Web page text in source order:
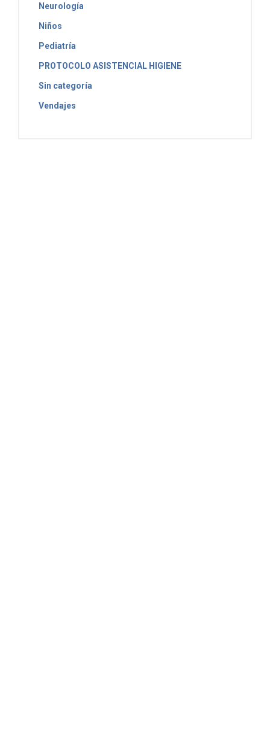
Neurología
Niños
Pediatría
PROTOCOLO ASISTENCIAL HIGIENE
Sin categoría
Vendajes